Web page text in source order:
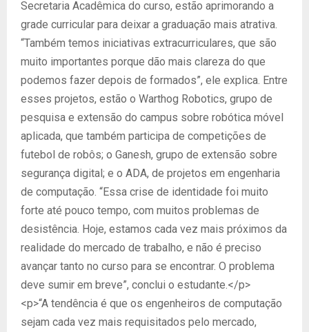
Secretaria Acadêmica do curso, estão aprimorando a
grade curricular para deixar a graduação mais atrativa.
“Também temos iniciativas extracurriculares, que são
muito importantes porque dão mais clareza do que
podemos fazer depois de formados”, ele explica. Entre
esses projetos, estão o Warthog Robotics, grupo de
pesquisa e extensão do campus sobre robótica móvel
aplicada, que também participa de competições de
futebol de robôs; o Ganesh, grupo de extensão sobre
segurança digital; e o ADA, de projetos em engenharia
de computação. “Essa crise de identidade foi muito
forte até pouco tempo, com muitos problemas de
desistência. Hoje, estamos cada vez mais próximos da
realidade do mercado de trabalho, e não é preciso
avançar tanto no curso para se encontrar. O problema
deve sumir em breve”, conclui o estudante.</p>
<p>“A tendência é que os engenheiros de computação
sejam cada vez mais requisitados pelo mercado,